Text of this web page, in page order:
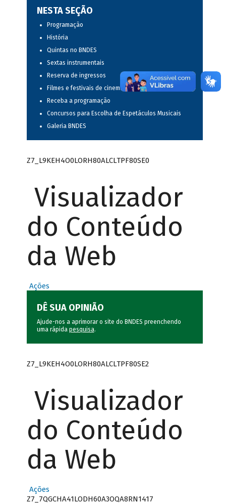
NESTA SEÇÃO
Programação
História
Quintas no BNDES
Sextas instrumentais
Reserva de ingressos
Filmes e festivais de cinema
Receba a programação
Concursos para Escolha de Espetáculos Musicais
Galeria BNDES
Z7_L9KEH4O0LORH80ALCLTPF80SE0
Visualizador
do Conteúdo
da Web
Ações
DÊ SUA OPINIÃO
Ajude-nos a aprimorar o site do BNDES preenchendo
uma rápida pesquisa.
Z7_L9KEH4O0LORH80ALCLTPF80SE2
Visualizador
do Conteúdo
da Web
Ações
Z7_7QGCHA41LODH60A3OQA8RN1417